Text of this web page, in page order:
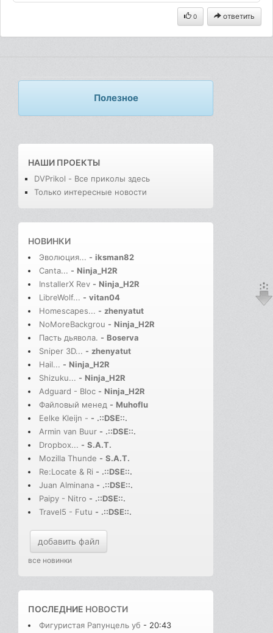
0 ответить
Полезное
НАШИ ПРОЕКТЫ
DVPrikol - Все приколы здесь
Только интересные новости
НОВИНКИ
Эволюция... - iksman82
Canta... - Ninja_H2R
InstallerX Rev - Ninja_H2R
LibreWolf... - vitan04
Homescapes... - zhenyatut
NoMoreBackgrou - Ninja_H2R
Пасть дьявола. - Boserva
Sniper 3D... - zhenyatut
Hail... - Ninja_H2R
Shizuku... - Ninja_H2R
Adguard - Bloc - Ninja_H2R
Файловый менед - Muhoflu
Eelke Kleijn - - .::DSE::.
Armin van Buur - .::DSE::.
Dropbox... - S.A.T.
Mozilla Thunde - S.A.T.
Re:Locate & Ri - .::DSE::.
Juan Alminana - .::DSE::.
Paipy - Nitro - .::DSE::.
Travel5 - Futu - .::DSE::.
добавить файл
все новинки
ПОСЛЕДНИЕ НОВОСТИ
Фигуристая Рапунцель уб - 20:43